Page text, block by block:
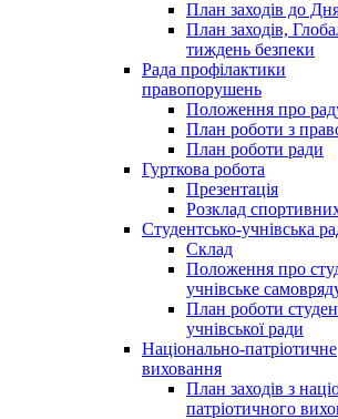
План заходів до
План заходів,
тиждень безпеки
Рада профілактики
правопорушень
Положення про
План роботи з
План роботи ради
Гурткова робота
Презентація
Розклад
Студентсько-учнівська
Склад
Положення про
учнівське
План роботи
учнівської ради
Національно-патріотичне
виховання
План заходів з
патріотичного